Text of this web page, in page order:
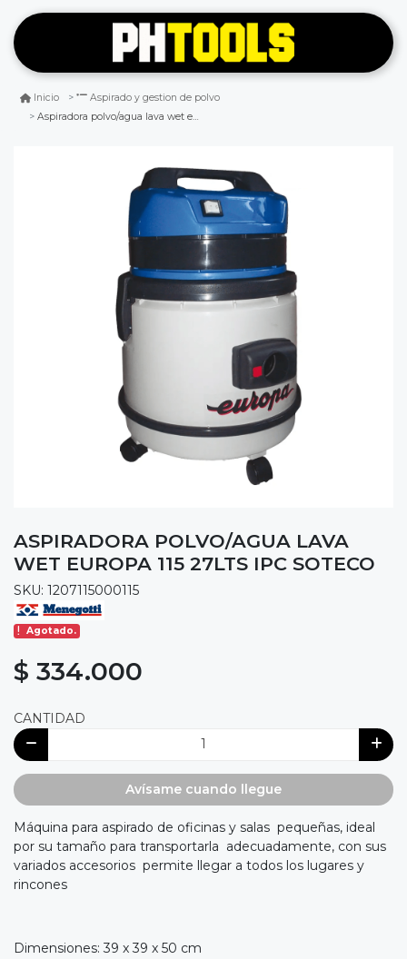
Inicio
Aspirado y gestion de polvo
Aspiradora polvo/agua lava wet europa 115 27lts ipc soteco
ASPIRADORA POLVO/AGUA LAVA
WET EUROPA 115 27LTS IPC SOTECO
SKU: 1207115000115
Agotado.
$ 334.000
CANTIDAD
Avísame cuando llegue
Máquina para aspirado de oficinas y salas pequeñas, ideal
por su tamaño para transportarla adecuadamente, con sus
variados accesorios permite llegar a todos los lugares y
rincones
Dimensiones: 39 x 39 x 50 cm